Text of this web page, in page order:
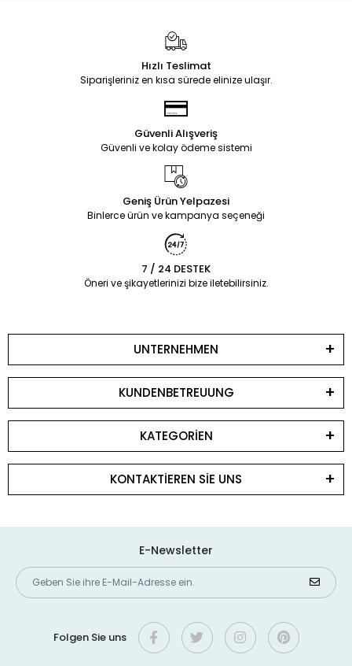
Hızlı Teslimat
Siparişleriniz en kısa sürede elinize ulaşır.
Güvenli Alışveriş
Güvenli ve kolay ödeme sistemi
Geniş Ürün Yelpazesi
Binlerce ürün ve kampanya seçeneği
7 / 24 DESTEK
Öneri ve şikayetlerinizi bize iletebilirsiniz.
UNTERNEHMEN
KUNDENBETREUUNG
KATEGORİEN
KONTAKTİEREN SİE UNS
E-Newsletter
Folgen Sie uns